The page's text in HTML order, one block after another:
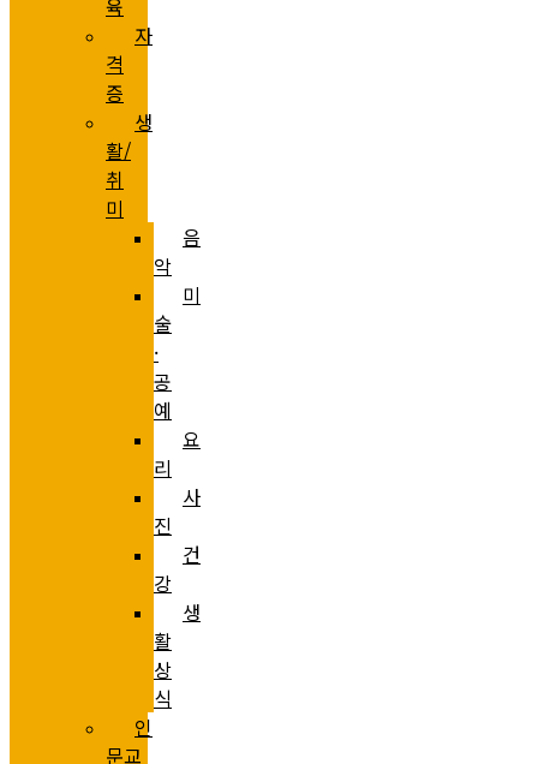
육
자
격
증
생
활/
취
미
음
악
미
술
·
공
예
요
리
사
진
건
강
생
활
상
식
인
문교